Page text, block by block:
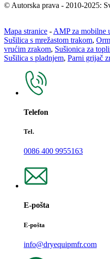
© Autorska prava - 2010-2025:
Mapa stranice - AMP za mobilne
Sušilica s mrežastom trakom,
vrućim zrakom, Sušionica za
Sušilica s pladnjem, Parni grijač
Telefon
Tel.
0086 400 9955163
E-pošta
E-pošta
info@dryequipmfr.com